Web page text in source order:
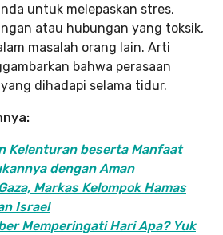
untuk melepaskan stres,
atau hubungan yang toksik,
masalah orang lain. Arti
bahwa perasaan
dihadapi selama tidur.
Kelenturan beserta Manfaat
dengan Aman
Markas Kelompok Hamas
Israel
Memperingati Hari Apa? Yuk